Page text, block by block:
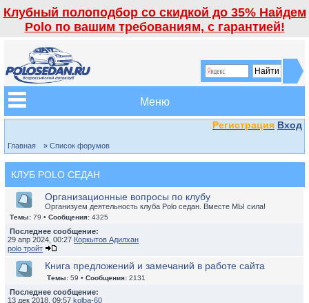
Клубный полоподбор со скидкой до 35% Найдем
Polo по вашим требованиям, с гарантией!
Меню
Регистрация Вход
Главная » Список форумов
КЛУБ POLO СЕДАН
Организационные вопросы по клубу
Организуем деятельность клуба Polo седан. Вместе МЫ сила!
Темы: 79 • Сообщения: 4325
Последнее сообщение:
29 апр 2024, 00:27 Коркытов Адилхан
polo тройт
Книга предложений и замечаний в работе сайта
Темы: 59 • Сообщения: 2131
Последнее сообщение:
13 дек 2018, 09:57 kolba-60